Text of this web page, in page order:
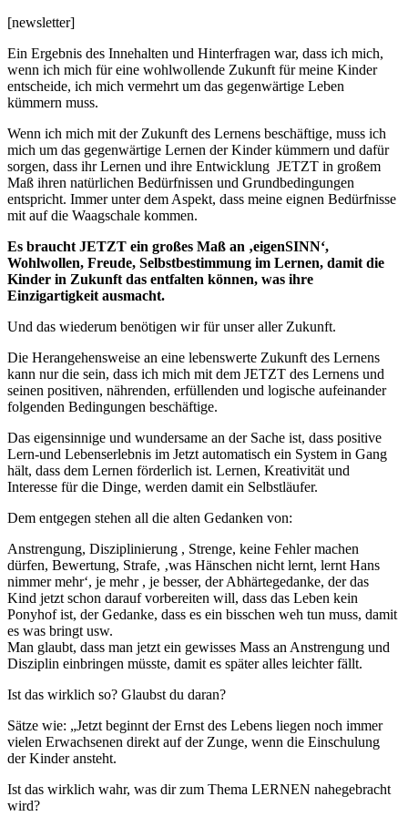
[newsletter]
Ein Ergebnis des Innehalten und Hinterfragen war, dass ich mich,
wenn ich mich für eine wohlwollende Zukunft für meine Kinder
entscheide, ich mich vermehrt um das gegenwärtige Leben
kümmern muss.
Wenn ich mich mit der Zukunft des Lernens beschäftige, muss ich
mich um das gegenwärtige Lernen der Kinder kümmern und dafür
sorgen, dass ihr Lernen und ihre Entwicklung JETZT in großem
Maß ihren natürlichen Bedürfnissen und Grundbedingungen
entspricht. Immer unter dem Aspekt, dass meine eignen Bedürfnisse
mit auf die Waagschale kommen.
Es braucht JETZT ein großes Maß an ‚eigenSINN‘,
Wohlwollen, Freude, Selbstbestimmung im Lernen, damit die
Kinder in Zukunft das entfalten können, was ihre
Einzigartigkeit ausmacht.
Und das wiederum benötigen wir für unser aller Zukunft.
Die Herangehensweise an eine lebenswerte Zukunft des Lernens
kann nur die sein, dass ich mich mit dem JETZT des Lernens und
seinen positiven, nährenden, erfüllenden und logische aufeinander
folgenden Bedingungen beschäftige.
Das eigensinnige und wundersame an der Sache ist, dass positive
Lern-und Lebenserlebnis im Jetzt automatisch ein System in Gang
hält, dass dem Lernen förderlich ist. Lernen, Kreativität und
Interesse für die Dinge, werden damit ein Selbstläufer.
Dem entgegen stehen all die alten Gedanken von:
Anstrengung, Disziplinierung , Strenge, keine Fehler machen
dürfen, Bewertung, Strafe, ‚was Hänschen nicht lernt, lernt Hans
nimmer mehr‘, je mehr , je besser, der Abhärtegedanke, der das
Kind jetzt schon darauf vorbereiten will, dass das Leben kein
Ponyhof ist, der Gedanke, dass es ein bisschen weh tun muss, damit
es was bringt usw.
Man glaubt, dass man jetzt ein gewisses Mass an Anstrengung und
Disziplin einbringen müsste, damit es später alles leichter fällt.
Ist das wirklich so? Glaubst du daran?
Sätze wie: „Jetzt beginnt der Ernst des Lebens liegen noch immer
vielen Erwachsenen direkt auf der Zunge, wenn die Einschulung
der Kinder ansteht.
Ist das wirklich wahr, was dir zum Thema LERNEN nahegebracht
wird?